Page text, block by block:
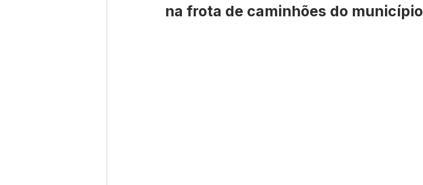
na frota de caminhões do município